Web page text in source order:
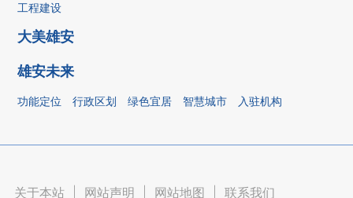
工程建设
大美雄安
雄安未来
功能定位 行政区划 绿色宜居 智慧城市 入驻机构
关于本站 网站声明 网站地图 联系我们